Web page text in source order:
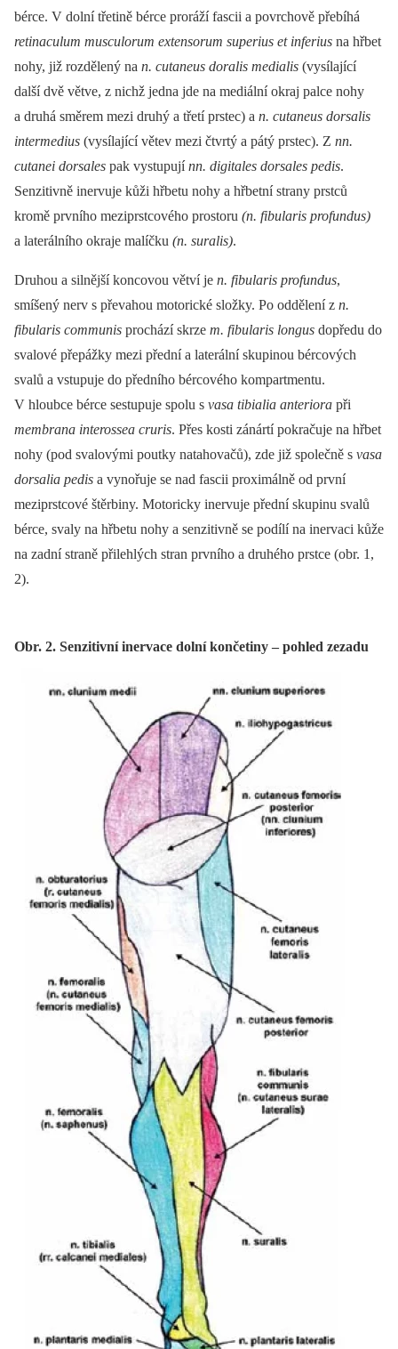
bérce. V dolní třetině bérce proráží fascii a povrchově přebíhá
retinaculum musculorum extensorum superius et inferius na hřbet
nohy, již rozdělený na n. cutaneus doralis medialis (vysílající
další dvě větve, z nichž jedna jde na mediální okraj palce nohy
a druhá směrem mezi druhý a třetí prstec) a n. cutaneus dorsalis
intermedius (vysílající větev mezi čtvrtý a pátý prstec). Z nn.
cutanei dorsales pak vystupujínn. digitales dorsales pedis.
Senzitivně inervuje kůži hřbetu nohy a hřbetní strany prstců
kromě prvního meziprstcového prostoru (n. fibularis profundus)
a laterálního okraje malíčku (n. suralis).
Druhou a silnější koncovou větví je n. fibularis profundus,
smíšený nerv s převahou motorické složky. Po oddělení z n.
fibularis communis prochází skrze m. fibularis longus dopředu do
svalové přepážky mezi přední a laterální skupinou bércových
svalů a vstupuje do předního bércového kompartmentu.
V hloubce bérce sestupuje spolu s vasa tibialia anteriora při
membrana interossea cruris. Přes kosti zánártí pokračuje na hřbet
nohy (pod svalovými poutky natahovačů), zde již společně s vasa
dorsalia pedis a vynořuje se nad fascii proximálně od první
meziprstcové štěrbiny. Motoricky inervuje přední skupinu svalů
bérce, svaly na hřbetu nohy a senzitivně se podílí na inervaci kůže
na zadní straně přilehlých stran prvního a druhého prstce (obr. 1,
2).
Obr. 2. Senzitivní inervace dolní končetiny – pohled zezadu